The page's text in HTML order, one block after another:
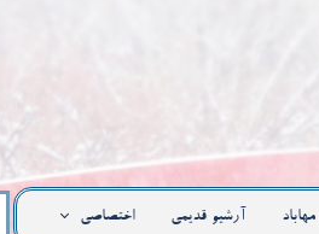
آرشیو قدیمی اختصاصی